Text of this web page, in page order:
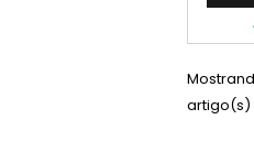
artigo(s)